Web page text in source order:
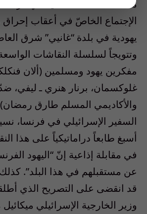
مكافحة العداء للسامية في فرنسا.
الإجتماع الخاصّ في أعقاب إحراق
يهودية في بلدة “غانيي” شرق
وتتويجاً لسلسلة النقاشات
مفكرين يهود ومسلمين (ألان
غلوكسمان، برنار هنري ـ ليفي،
والأكاديمي المسلم طارق
السفير الإسرائيلي في فرنسا،
أسبغ طابعاً دراماتيكياً على هذا
في مقابلة إذاعية إنّ “اليهود
عن مستقبلهم في هذا البلد”.
قد انقضى على التصريح الذي
وزير الخارجية الإسرائيلي